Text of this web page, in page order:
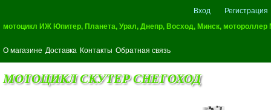
Вход
Регистрация
мотоцикл ИЖ Юпитер, Планета, Урал, Днепр, Восход, Минск,
О магазине Доставка Контакты Обратная связь
МОТОЦИКЛ СКУТЕР СНЕГОХОД